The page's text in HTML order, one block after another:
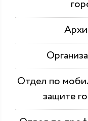
Отдел по
защите